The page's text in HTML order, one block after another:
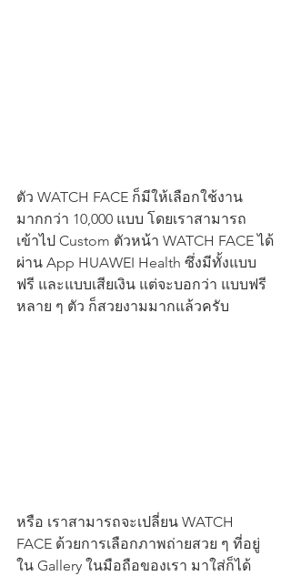
ตัว WATCH FACE ก็มีให้เลือกใช้งาน
มากกว่า 10,000 แบบ โดยเราสามารถ
เข้าไป Custom ตัวหน้า WATCH FACE ได้
ผ่าน App HUAWEI Health ซึ่งมีทั้งแบบ
ฟรี และแบบเสียเงิน แต่จะบอกว่า แบบฟรี
หลาย ๆ ตัว ก็สวยงามมากแล้วครับ
หรือ เราสามารถจะเปลี่ยน WATCH
FACE ด้วยการเลือกภาพถ่ายสวย ๆ ที่อยู่
ใน Gallery ในมือถือของเรา มาใส่ก็ได้